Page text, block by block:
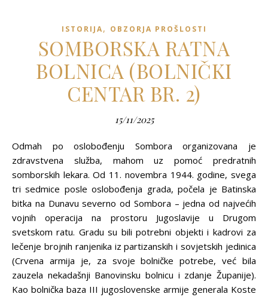
ISTORIJA, OBZORJA PROŠLOSTI
SOMBORSKA RATNA
BOLNICA (BOLNIČKI
CENTAR BR. 2)
15/11/2025
Odmah po oslobođenju Sombora organizovana je
zdravstvena služba, mahom uz pomoć predratnih
somborskih lekara. Od 11. novembra 1944. godine, svega
tri sedmice posle oslobođenja grada, počela je Batinska
bitka na Dunavu severno od Sombora – jedna od najvećih
vojnih operacija na prostoru Jugoslavije u Drugom
svetskom ratu. Gradu su bili potrebni objekti i kadrovi za
lečenje brojnih ranjenika iz partizanskih i sovjetskih jedinica
(Crvena armija je, za svoje bolničke potrebe, već bila
zauzela nekadašnji Banovinsku bolnicu i zdanje Županije).
Kao bolnička baza III jugoslovenske armije generala Koste